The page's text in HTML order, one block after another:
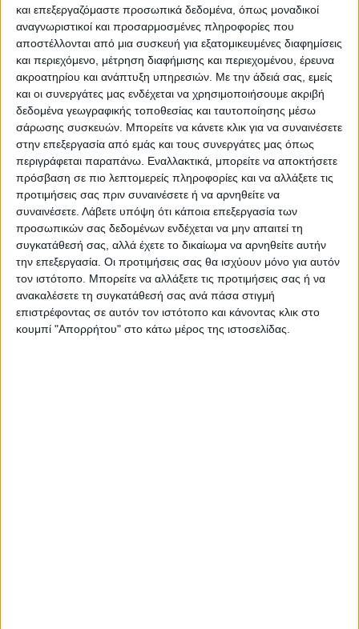
και επεξεργαζόμαστε προσωπικά δεδομένα, όπως μοναδικοί
αναγνωριστικοί και προσαρμοσμένες πληροφορίες που
αποστέλλονται από μια συσκευή για εξατομικευμένες διαφημίσεις
και περιεχόμενο, μέτρηση διαφήμισης και περιεχομένου, έρευνα
ακροατηρίου και ανάπτυξη υπηρεσιών. Με την άδειά σας, εμείς
και οι συνεργάτες μας ενδέχεται να χρησιμοποιήσουμε ακριβή
δεδομένα γεωγραφικής τοποθεσίας και ταυτοποίησης μέσω
σάρωσης συσκευών. Μπορείτε να κάνετε κλικ για να συναινέσετε
στην επεξεργασία από εμάς και τους συνεργάτες μας όπως
περιγράφεται παραπάνω. Εναλλακτικά, μπορείτε να αποκτήσετε
πρόσβαση σε πιο λεπτομερείς πληροφορίες και να αλλάξετε τις
προτιμήσεις σας πριν συναινέσετε ή να αρνηθείτε να
συναινέσετε. Λάβετε υπόψη ότι κάποια επεξεργασία των
προσωπικών σας δεδομένων ενδέχεται να μην απαιτεί τη
συγκατάθεσή σας, αλλά έχετε το δικαίωμα να αρνηθείτε αυτήν
την επεξεργασία. Οι προτιμήσεις σας θα ισχύουν μόνο για αυτόν
τον ιστότοπο. Μπορείτε να αλλάξετε τις προτιμήσεις σας ή να
ανακαλέσετε τη συγκατάθεσή σας ανά πάσα στιγμή
επιστρέφοντας σε αυτόν τον ιστότοπο και κάνοντας κλικ στο
κουμπί "Απορρήτου" στο κάτω μέρος της ιστοσελίδας.
ΝΕΟΣ ΑΓΩΝ
https://neosagon.gr
Η Αρχαιότερη Καθημερινή Πρωινή Εφημερίδα της Καρδίτσας
ΠΑΡΟΜΟΙΑ ΑΡΘΡΑ